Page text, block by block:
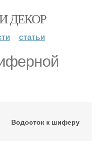
ДЕКОР
статьи
Водосток к шиферу